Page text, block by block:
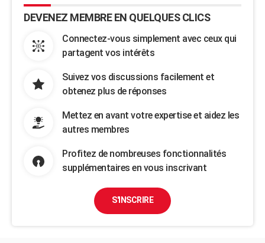
DEVENEZ MEMBRE EN QUELQUES CLICS
Connectez-vous simplement avec ceux qui
partagent vos intérêts
Suivez vos discussions facilement et
obtenez plus de réponses
Mettez en avant votre expertise et aidez les
autres membres
Profitez de nombreuses fonctionnalités
supplémentaires en vous inscrivant
S'INSCRIRE